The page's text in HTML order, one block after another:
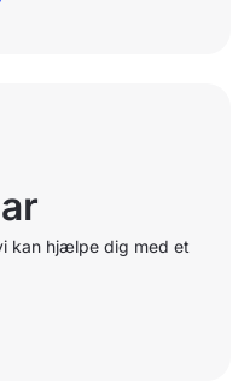
kan hjælpe dig med et